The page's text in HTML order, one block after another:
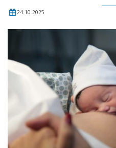
24.10.2025